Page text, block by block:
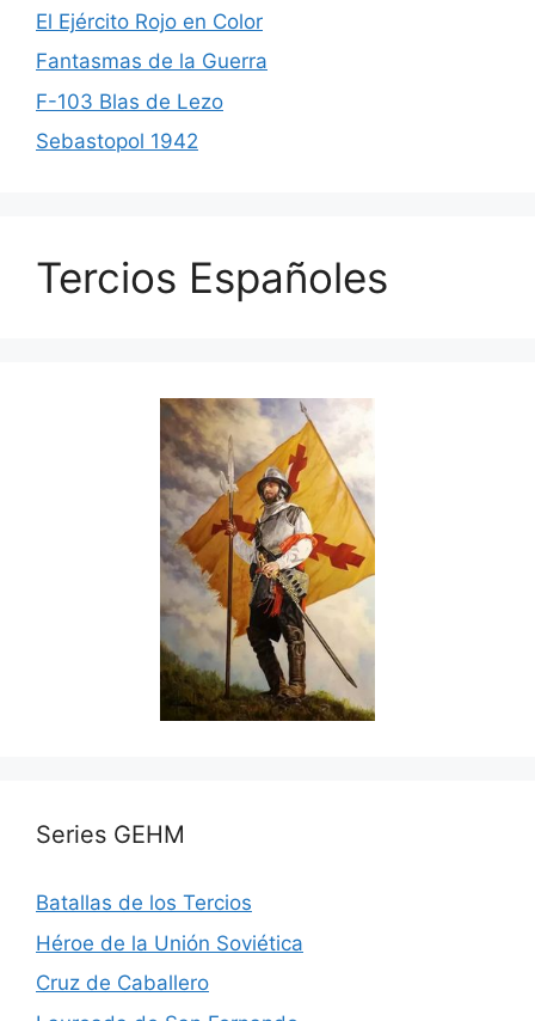
El Ejército Rojo en Color
Fantasmas de la Guerra
F-103 Blas de Lezo
Sebastopol 1942
Tercios Españoles
Series GEHM
Batallas de los Tercios
Héroe de la Unión Soviética
Cruz de Caballero